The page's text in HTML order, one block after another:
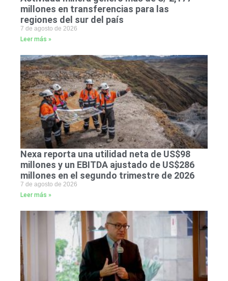
millones en transferencias para las
regiones del sur del país
7 de agosto de 2026
Leer más »
Nexa reporta una utilidad neta de US$98
millones y un EBITDA ajustado de US$286
millones en el segundo trimestre de 2026
7 de agosto de 2026
Leer más »